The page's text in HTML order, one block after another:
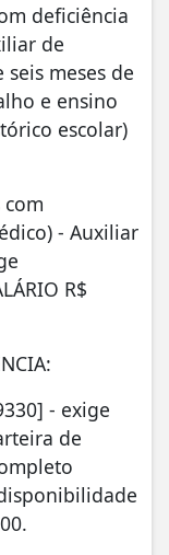
deficiência
de
meses de
e ensino
escolar)
com
- Auxiliar
R$
- exige
de